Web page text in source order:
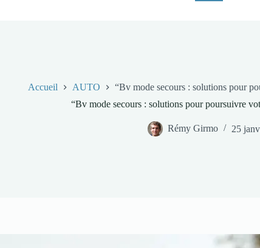
Accueil AUTO
“Bv mode secours : solutions pour
“Bv mode secours : solutions pour poursuivre
Rémy Girmo 25